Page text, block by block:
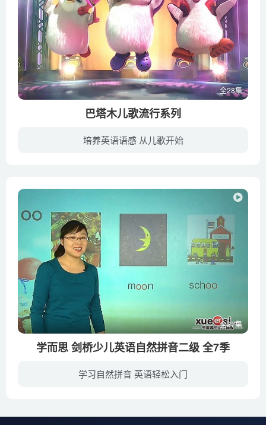
全28集
巴塔木儿歌流行系列
培养英语语感 从儿歌开始
全27集
学而思 剑桥少儿英语自然拼音二级 全7季
学习自然拼音 英语轻松入门